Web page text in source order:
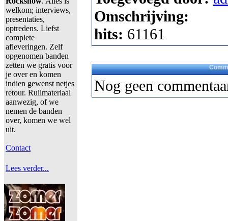
welkom; interviews,
presentaties,
optredens. Liefst
complete
afleveringen. Zelf
opgenomen banden
zetten we gratis voor
je over en komen
indien gewenst netjes
retour. Ruilmateriaal
aanwezig, of we
nemen de banden
over, komen we wel
uit.
Contact
Lees verder...
Omschrijving:
hits: 61161
Nog geen